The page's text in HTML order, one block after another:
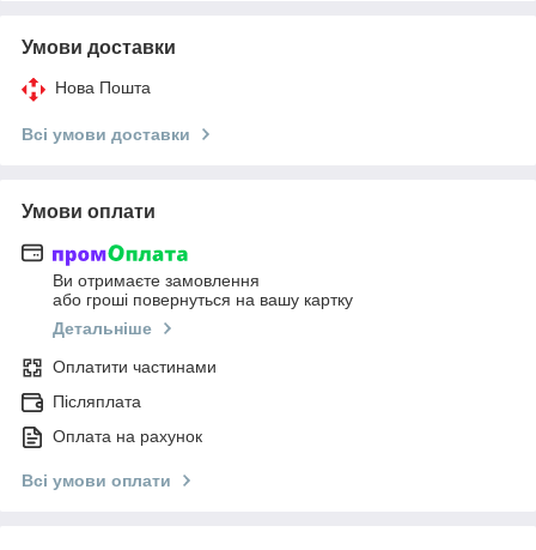
Умови доставки
Нова Пошта
Всі умови доставки
Умови оплати
Ви отримаєте замовлення
або гроші повернуться на вашу картку
Детальніше
Оплатити частинами
Післяплата
Оплата на рахунок
Всі умови оплати